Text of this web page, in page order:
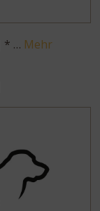
* … Mehr